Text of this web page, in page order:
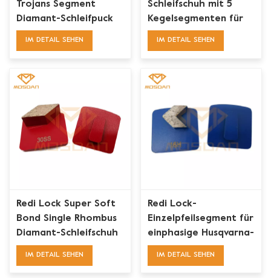
Trojans Segment
Diamant-Schleifpuck
für Husqvarna
IM DETAIL SEHEN
Schleifschuh mit 5
Kegelsegmenten für
Betonböden
IM DETAIL SEHEN
Redi Lock Super Soft
Bond Single Rhombus
Diamant-Schleifschuh
IM DETAIL SEHEN
Redi Lock-
Einzelpfeilsegment für
einphasige Husqvarna-
Schleifmaschinen
IM DETAIL SEHEN